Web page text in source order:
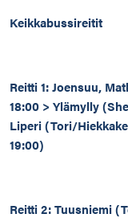
Keikkabussireitit
Reitti 1: Joensuu,
18:00 > Ylämylly
Liperi (Tori/
19:00)
Reitti 2: Tuusniemi